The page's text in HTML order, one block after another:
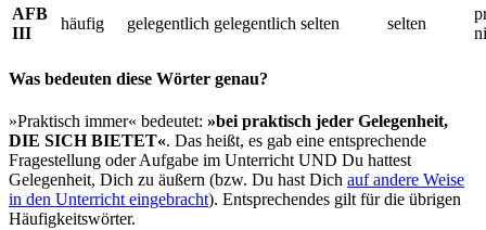
AFB
III
häufig gelegentlich gelegentlich selten selten
Was bedeuten diese Wörter genau?
»Praktisch immer« bedeutet: »bei praktisch jeder Gelegenheit,
DIE SICH BIETET«. Das heißt, es gab eine entsprechende
Fragestellung oder Aufgabe im Unterricht UND Du hattest
Gelegenheit, Dich zu äußern (bzw. Du hast Dich auf andere Weise
in den Unterricht eingebracht). Entsprechendes gilt für die übrigen
Häufigkeitswörter.